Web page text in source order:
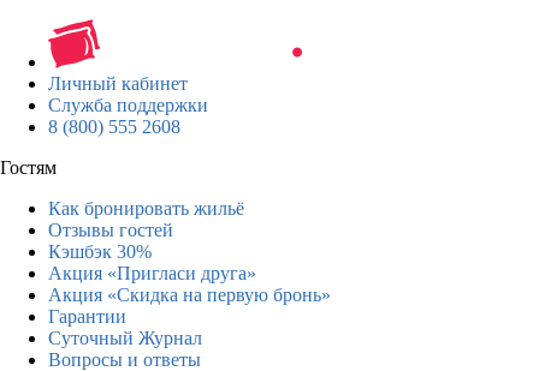
Личный кабинет
Служба поддержки
8 (800) 555 2608
Гостям
Как бронировать жильё
Отзывы гостей
Кэшбэк 30%
Акция «Пригласи друга»
Акция «Скидка на первую бронь»
Гарантии
Суточный Журнал
Вопросы и ответы